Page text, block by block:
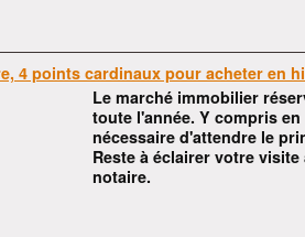
4 points cardinaux pour acheter en
Le marché immobilier
toute l'année. Y compris
nécessaire d'attendre le
Reste à éclairer votre
notaire.